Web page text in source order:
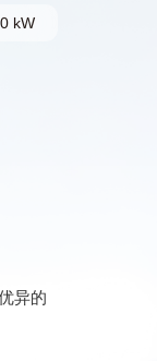
kW
异的